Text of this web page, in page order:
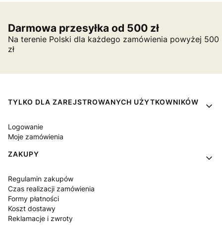
Darmowa przesyłka od 500 zł
Na terenie Polski dla każdego zamówienia powyżej 500
zł
Linki w stopce
TYLKO DLA ZAREJSTROWANYCH UŻYTKOWNIKÓW
Logowanie
Moje zamówienia
ZAKUPY
Regulamin zakupów
Czas realizacji zamówienia
Formy płatności
Koszt dostawy
Reklamacje i zwroty